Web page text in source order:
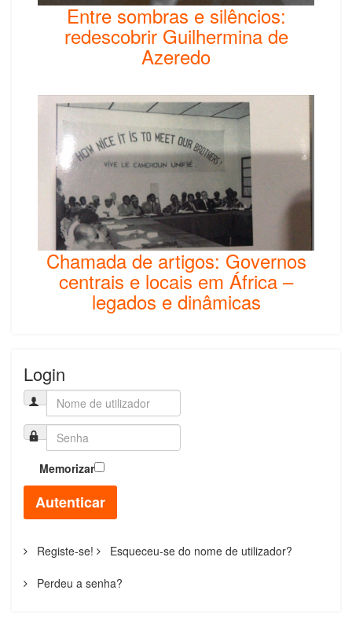
Entre sombras e silêncios:
redescobrir Guilhermina de
Azeredo
Chamada de artigos: Governos
centrais e locais em África –
legados e dinâmicas
Login
Memorizar
Autenticar
Registe-se! Esqueceu-se do nome de utilizador?
Perdeu a senha?